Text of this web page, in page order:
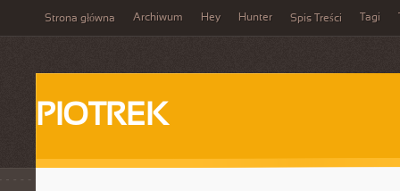
Strona główna Archiwum Hey Hunter Spis Treści Tagi
PIOTREK